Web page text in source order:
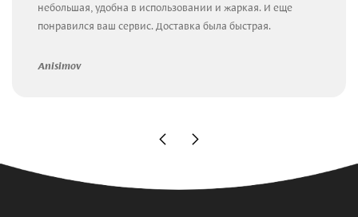
небольшая, удобна в использовании и жаркая. И еще
понравился ваш сервис. Доставка была быстрая.
Anisimov